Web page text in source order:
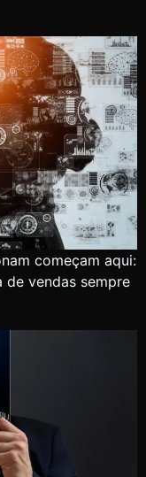
começam aqui:
de vendas sempre